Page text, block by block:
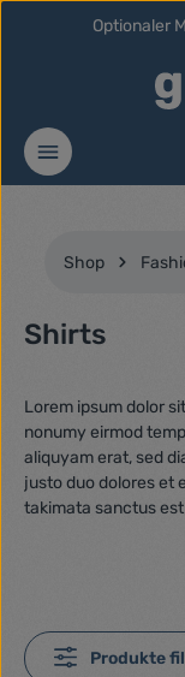
Zum Hauptinhalt
Optionaler
Shop
Shirts
Lorem ipsum dolor
nonumy eirmod
aliquyam erat, sed
justo duo dolores et
takimata sanctus
Produkte